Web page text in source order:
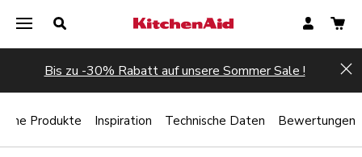
Bis zu -30% Rabatt auf unsere Sommer Sale !
Produkte Inspiration Technische Daten Bewertungen